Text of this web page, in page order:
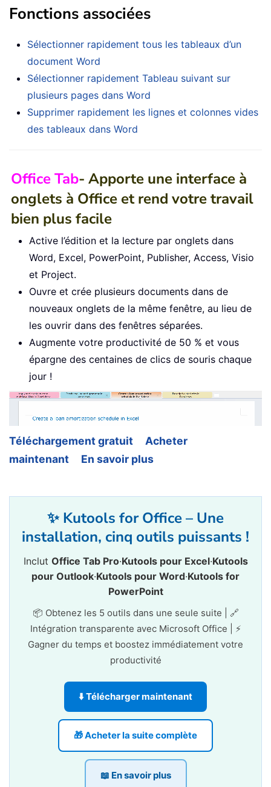
Fonctions associées
Sélectionner rapidement tous les tableaux d’un
document Word
Sélectionner rapidement Tableau suivant sur
plusieurs pages dans Word
Supprimer rapidement les lignes et colonnes vides
des tableaux dans Word
Office Tab- Apporte une interface à
onglets à Office et rend votre travail
bien plus facile
Active l’édition et la lecture par onglets dans
Word, Excel, PowerPoint, Publisher, Access, Visio
et Project.
Ouvre et crée plusieurs documents dans de
nouveaux onglets de la même fenêtre, au lieu de
les ouvrir dans des fenêtres séparées.
Augmente votre productivité de 50 % et vous
épargne des centaines de clics de souris chaque
jour !
Téléchargement gratuit
Acheter
maintenant
En savoir plus
✨ Kutools for Office – Une
installation, cinq outils puissants !
Inclut Office Tab Pro·Kutools pour Excel·Kutools
pour Outlook·Kutools pour Word·Kutools for
PowerPoint
📦 Obtenez les 5 outils dans une seule suite | 🔗
Intégration transparente avec Microsoft Office | ⚡
Gagner du temps et boostez immédiatement votre
productivité
⬇️ Télécharger maintenant
🎁 Acheter la suite complète
📖 En savoir plus